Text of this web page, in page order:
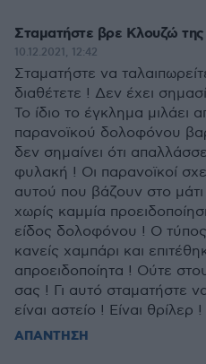
Σταματήστε βρε Κλουζώ
10.12.2021, 12:42
Σταματήστε να
διαθέτετε ! Δεν έχει
Το ίδιο το έγκλημα μιλάει
παρανοϊκού δολοφόνου
δεν σημαίνει ότι
φυλακή ! Οι παρανοϊκοί
αυτού που βάζουν στο
χωρίς καμμία
είδος δολοφόνου ! Ο
κανείς χαμπάρι και
απροειδοποίητα ! Ούτε
σας ! Γι αυτό σταματήστε
είναι αστείο ! Είναι θρίλερ !
ΑΠΑΝΤΗΣΗ